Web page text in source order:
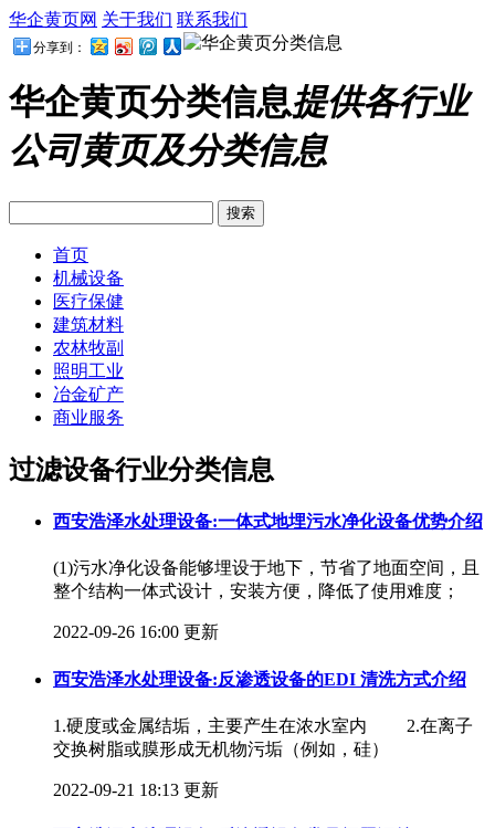
华企黄页网 关于我们 联系我们
分享到：
华企黄页分类信息提供各行业
公司黄页及分类信息
首页
机械设备
医疗保健
建筑材料
农林牧副
照明工业
冶金矿产
商业服务
过滤设备行业分类信息
西安浩泽水处理设备:一体式地埋污水净化设备优势介绍
(1)污水净化设备能够埋设于地下，节省了地面空间，且
整个结构一体式设计，安装方便，降低了使用难度；
2022-09-26 16:00 更新
西安浩泽水处理设备:反渗透设备的EDI 清洗方式介绍
1.硬度或金属结垢，主要产生在浓水室内 2.在离子
交换树脂或膜形成无机物污垢（例如，硅）
2022-09-21 18:13 更新